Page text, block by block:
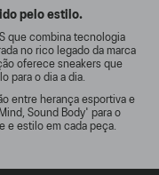
pelo estilo.
que combina tecnologia
no rico legado da marca
oferece sneakers que
para o dia a dia.
entre herança esportiva e
Sound Body' para o
e estilo em cada peça.